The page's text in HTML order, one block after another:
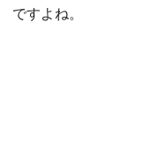
ですよね。